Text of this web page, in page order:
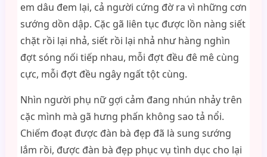
em dâu đem lại, cả người cứng đờ ra vì những cơn
sướng dồn dập. Cặc gã liên tục được lồn nàng siết
chặt rồi lại nhả, siết rồi lại nhả như hàng nghìn
đợt sóng nối tiếp nhau, mỗi đợt đều đê mê cùng
cực, mỗi đợt đều ngây ngất tột cùng.
Nhìn người phụ nữ gợi cảm đang nhún nhảy trên
cặc mình mà gã hưng phấn không sao tả nổi.
Chiếm đoạt được đàn bà đẹp đã là sung sướng
lắm rồi, được đàn bà đẹp phục vụ tình dục cho lại